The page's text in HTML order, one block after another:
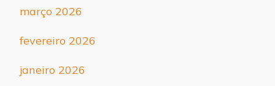
março 2026
fevereiro 2026
janeiro 2026